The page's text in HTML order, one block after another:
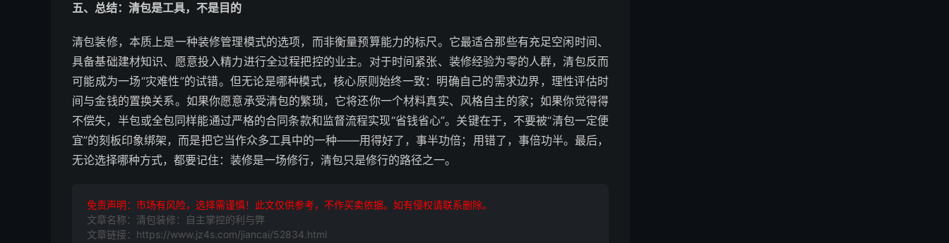
五、总结：清包是工具，不是目的
清包装修，本质上是一种装修管理模式的选项，而非衡量预算能力的标尺。它最适合那些有充足空闲时间、
具备基础建材知识、愿意投入精力进行全过程把控的业主。对于时间紧张、装修经验为零的人群，清包反而
可能成为一场“灾难性”的试错。但无论是哪种模式，核心原则始终一致：明确自己的需求边界，理性评估时
间与金钱的置换关系。如果你愿意承受清包的繁琐，它将还你一个材料真实、风格自主的家；如果你觉得得
不偿失，半包或全包同样能通过严格的合同条款和监督流程实现“省钱省心”。关键在于，不要被“清包一定便
宜”的刻板印象绑架，而是把它当作众多工具中的一种——用得好了，事半功倍；用错了，事倍功半。最后，
无论选择哪种方式，都要记住：装修是一场修行，清包只是修行的路径之一。
免责声明：市场有风险，选择需谨慎！此文仅供参考，不作买卖依据。如有侵权请联系删除。
文章名称：清包装修：自主掌控的利与弊
文章链接：https://www.jz4s.com/jiancai/52834.html